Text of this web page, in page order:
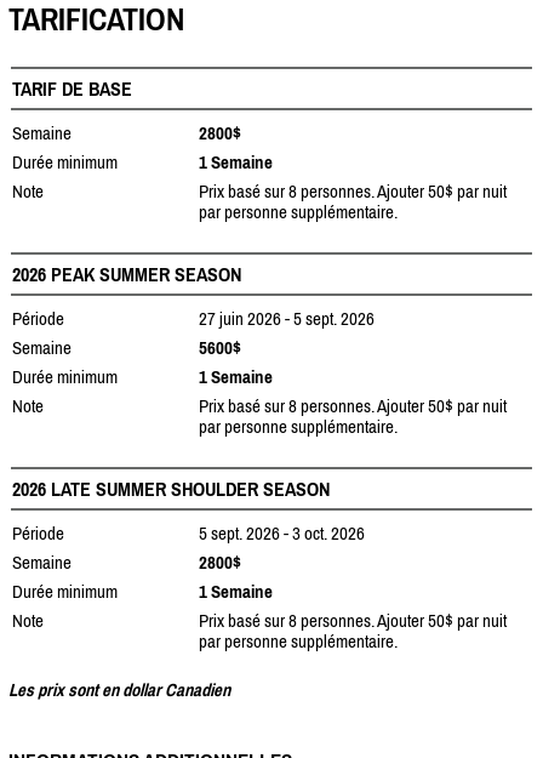
TARIFICATION
TARIF DE BASE
Semaine
2800$
Durée minimum
1 Semaine
Note
Prix basé sur 8 personnes. Ajouter 50$ par nuit
par personne supplémentaire.
2026 PEAK SUMMER SEASON
Période
27 juin 2026 - 5 sept. 2026
Semaine
5600$
Durée minimum
1 Semaine
Note
Prix basé sur 8 personnes. Ajouter 50$ par nuit
par personne supplémentaire.
2026 LATE SUMMER SHOULDER SEASON
Période
5 sept. 2026 - 3 oct. 2026
Semaine
2800$
Durée minimum
1 Semaine
Note
Prix basé sur 8 personnes. Ajouter 50$ par nuit
par personne supplémentaire.
Les prix sont en dollar Canadien